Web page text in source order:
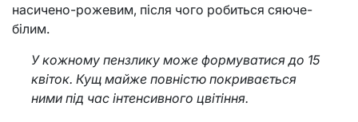
насичено-рожевим, після чого робиться сяюче-
білим.
У кожному пензлику може формуватися до 15
квіток. Кущ майже повністю покривається
ними під час інтенсивного цвітіння.